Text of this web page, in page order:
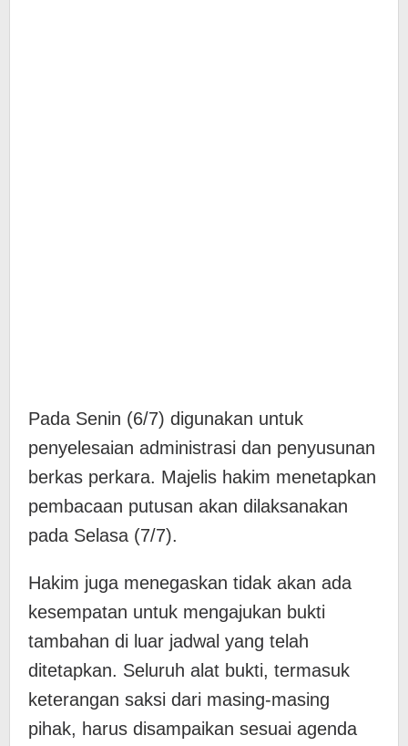
Pada Senin (6/7) digunakan untuk
penyelesaian administrasi dan penyusunan
berkas perkara. Majelis hakim menetapkan
pembacaan putusan akan dilaksanakan
pada Selasa (7/7).
Hakim juga menegaskan tidak akan ada
kesempatan untuk mengajukan bukti
tambahan di luar jadwal yang telah
ditetapkan. Seluruh alat bukti, termasuk
keterangan saksi dari masing-masing
pihak, harus disampaikan sesuai agenda